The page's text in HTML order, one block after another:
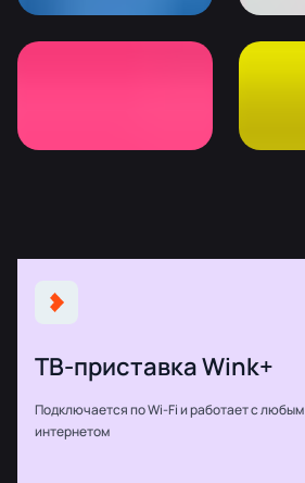
ТВ-приставка Wink+
Подключается по Wi-Fi и работает с любым
интернетом